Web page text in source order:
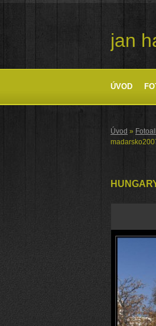
jan
ÚVOD
Úvod »